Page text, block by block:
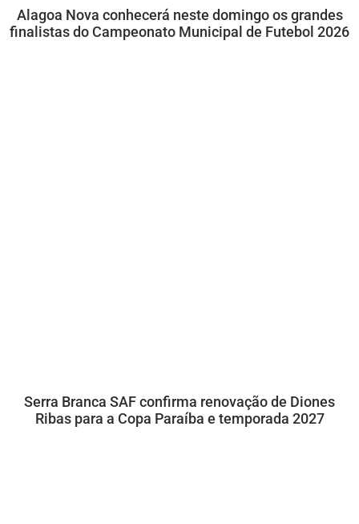
Alagoa Nova conhecerá neste domingo os grandes
finalistas do Campeonato Municipal de Futebol 2026
Serra Branca SAF confirma renovação de Diones
Ribas para a Copa Paraíba e temporada 2027